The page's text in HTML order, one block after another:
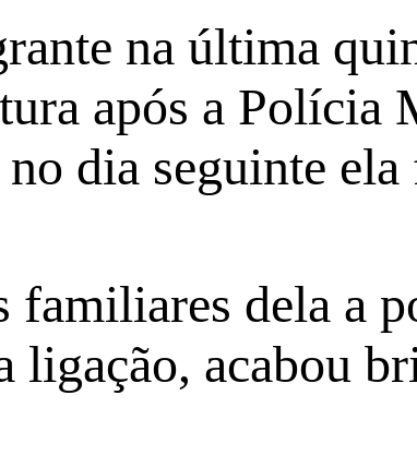
na última
após a Polícia
dia seguinte
dela a
ligação, acabou